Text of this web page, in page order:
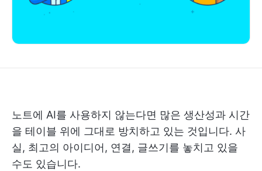
노트에 AI를 사용하지 않는다면 많은 생산성과 시간
을 테이블 위에 그대로 방치하고 있는 것입니다. 사
실, 최고의 아이디어, 연결, 글쓰기를 놓치고 있을
수도 있습니다.